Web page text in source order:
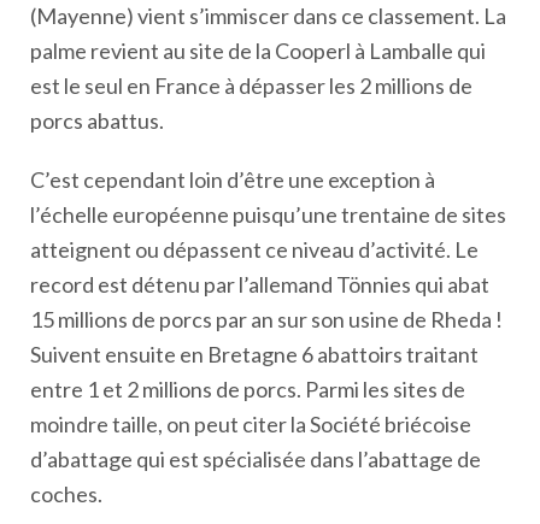
(Mayenne) vient s’immiscer dans ce classement. La
palme revient au site de la Cooperl à Lamballe qui
est le seul en France à dépasser les 2 millions de
porcs abattus.
C’est cependant loin d’être une exception à
l’échelle européenne puisqu’une trentaine de sites
atteignent ou dépassent ce niveau d’activité. Le
record est détenu par l’allemand Tönnies qui abat
15 millions de porcs par an sur son usine de Rheda !
Suivent ensuite en Bretagne 6 abattoirs traitant
entre 1 et 2 millions de porcs. Parmi les sites de
moindre taille, on peut citer la Société briécoise
d’abattage qui est spécialisée dans l’abattage de
coches.